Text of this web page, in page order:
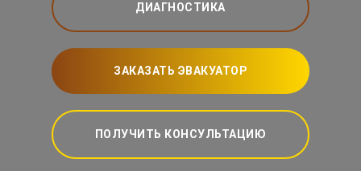
ДИАГНОСТИКА
ЗАКАЗАТЬ ЭВАКУАТОР
ПОЛУЧИТЬ КОНСУЛЬТАЦИЮ